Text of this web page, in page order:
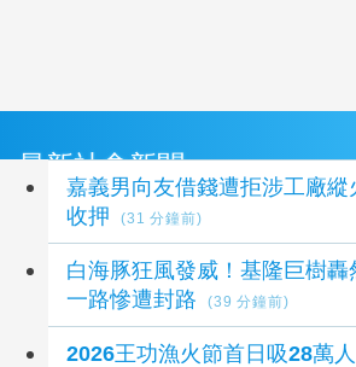
最新社會新聞
嘉義男向友借錢遭拒涉工廠
收押
(31 分鐘前)
白海豚狂風發威！基隆巨樹
一路慘遭封路
(39 分鐘前)
2026王功漁火節首日吸28萬